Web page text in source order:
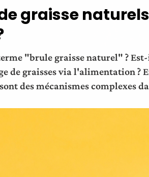
graisse
"brule graisse naturel" ?
de graisses via l'alimentation ?
des mécanismes complexes